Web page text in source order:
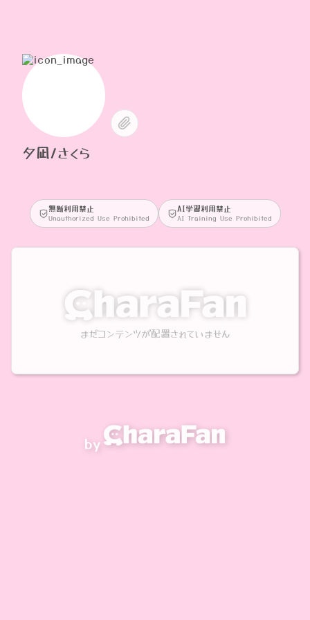
夕凪/さくら
無断利用禁止
Unauthorized Use Prohibited
AI学習利用禁止
AI Training Use Prohibited
まだコンテンツが配置されていません
by